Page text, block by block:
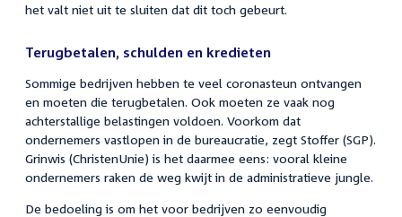
het valt niet uit te sluiten dat dit toch gebeurt.
Terugbetalen, schulden en kredieten
Sommige bedrijven hebben te veel coronasteun ontvangen
en moeten die terugbetalen. Ook moeten ze vaak nog
achterstallige belastingen voldoen. Voorkom dat
ondernemers vastlopen in de bureaucratie, zegt Stoffer (SGP).
Grinwis (ChristenUnie) is het daarmee eens: vooral kleine
ondernemers raken de weg kwijt in de administratieve jungle.
De bedoeling is om het voor bedrijven zo eenvoudig